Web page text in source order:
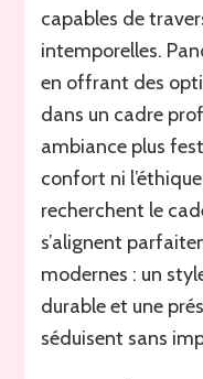
capables de
intemporelles.
en offrant des
dans un cadre
ambiance plus
confort ni
recherchent le
s’alignent
modernes : un
durable et une
séduisent sans